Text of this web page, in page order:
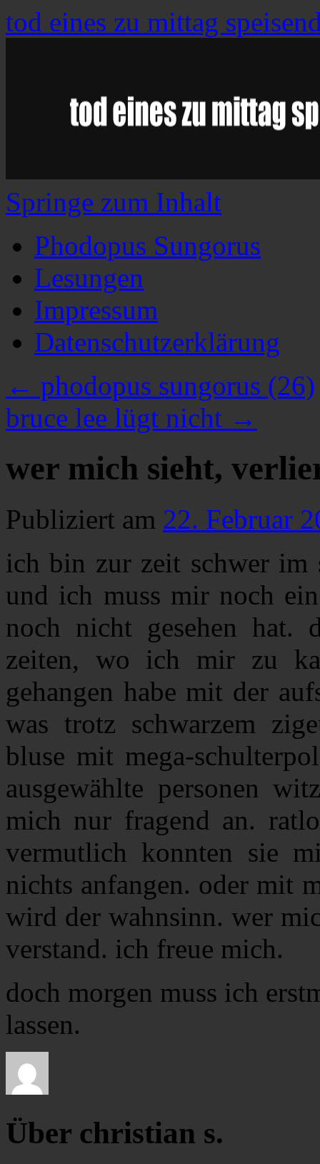
tod eines zu mittag
Springe zum Inhalt
Phodopus Sungorus
Lesungen
Impressum
Datenschutzerklärung
← phodopus sungorus (26)
bruce lee lügt nicht →
wer mich sieht,
Publiziert am 22. Februar
ich bin zur zeit schwer im
und ich muss mir noch
noch nicht gesehen hat.
zeiten, wo ich mir zu
gehangen habe mit der
was trotz schwarzem
bluse mit mega-
ausgewählte personen
mich nur fragend an.
vermutlich konnten sie
nichts anfangen. oder mit
wird der wahnsinn. wer
verstand. ich freue mich.
doch morgen muss ich
lassen.
Über christian s.